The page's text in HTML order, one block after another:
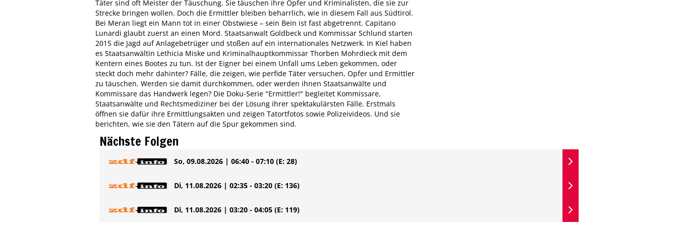
Täter sind oft Meister der Täuschung. Sie täuschen ihre Opfer und Kriminalisten, die sie zur
Strecke bringen wollen. Doch die Ermittler bleiben beharrlich, wie in diesem Fall aus Südtirol.
Bei Meran liegt ein Mann tot in einer Obstwiese – sein Bein ist fast abgetrennt. Capitano
Lunardi glaubt zuerst an einen Mord. Staatsanwalt Goldbeck und Kommissar Schlund starten
2015 die Jagd auf Anlagebetrüger und stoßen auf ein internationales Netzwerk. In Kiel haben
es Staatsanwältin Lethicia Miske und Kriminalhauptkommissar Thorben Mohrdieck mit dem
Kentern eines Bootes zu tun. Ist der Eigner bei einem Unfall ums Leben gekommen, oder
steckt doch mehr dahinter? Fälle, die zeigen, wie perfide Täter versuchen, Opfer und Ermittler
zu täuschen. Werden sie damit durchkommen, oder werden ihnen Staatsanwälte und
Kommissare das Handwerk legen? Die Doku-Serie "Ermittler!" begleitet Kommissare,
Staatsanwälte und Rechtsmediziner bei der Lösung ihrer spektakulärsten Fälle. Erstmals
öffnen sie dafür ihre Ermittlungsakten und zeigen Tatortfotos sowie Polizeivideos. Und sie
berichten, wie sie den Tätern auf die Spur gekommen sind.
Nächste Folgen
So, 09.08.2026 | 06:40 - 07:10 (E: 28)
Di, 11.08.2026 | 02:35 - 03:20 (E: 136)
Di, 11.08.2026 | 03:20 - 04:05 (E: 119)